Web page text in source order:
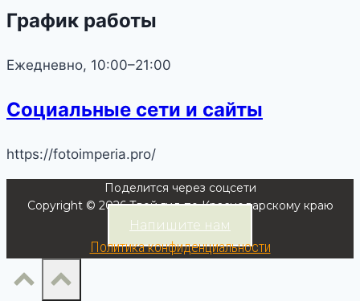
График работы
Ежедневно, 10:00–21:00
Социальные сети и сайты
https://fotoimperia.pro/
Поделится через соцсети
Copyright © 2026 Твой гид по Краснодарскому краю
Напишите нам
Политика конфиденциальности